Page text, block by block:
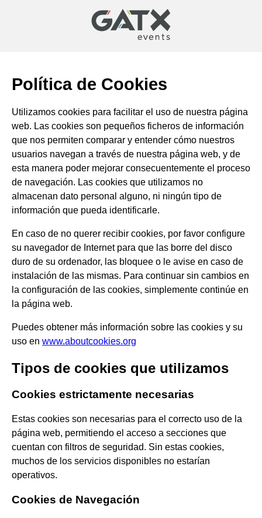
Política de Cookies
Utilizamos cookies para facilitar el uso de nuestra página
web. Las cookies son pequeños ficheros de información
que nos permiten comparar y entender cómo nuestros
usuarios navegan a través de nuestra página web, y de
esta manera poder mejorar consecuentemente el proceso
de navegación. Las cookies que utilizamos no
almacenan dato personal alguno, ni ningún tipo de
información que pueda identificarle.
En caso de no querer recibir cookies, por favor configure
su navegador de Internet para que las borre del disco
duro de su ordenador, las bloquee o le avise en caso de
instalación de las mismas. Para continuar sin cambios en
la configuración de las cookies, simplemente continúe en
la página web.
Puedes obtener más información sobre las cookies y su
uso en www.aboutcookies.org
Tipos de cookies que utilizamos
Cookies estrictamente necesarias
Estas cookies son necesarias para el correcto uso de la
página web, permitiendo el acceso a secciones que
cuentan con filtros de seguridad. Sin estas cookies,
muchos de los servicios disponibles no estarían
operativos.
Cookies de Navegación